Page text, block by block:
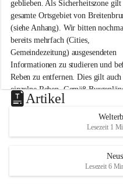
r
u
n
n
a
m
N
e
u
s
d
S
geblieben. Als Sicherheitszone gilt
gesamte Ortsgebiet von
(siehe Anhang). Wir bitten
bereits mehrfach (Cities,
Gemeindezeitung) ausgesendeten
Informationen zu studieren und
Reben zu entfernen. Dies gilt
einzelne Reben. Gemäß
Weinbaugesetz sind nicht
unzulässige Weingärten zu
helfen wir zusammen um unsere
vor den prognostizierten
und den daraus folgenden
Artikel
Lesezeit 1
Lesezeit 6